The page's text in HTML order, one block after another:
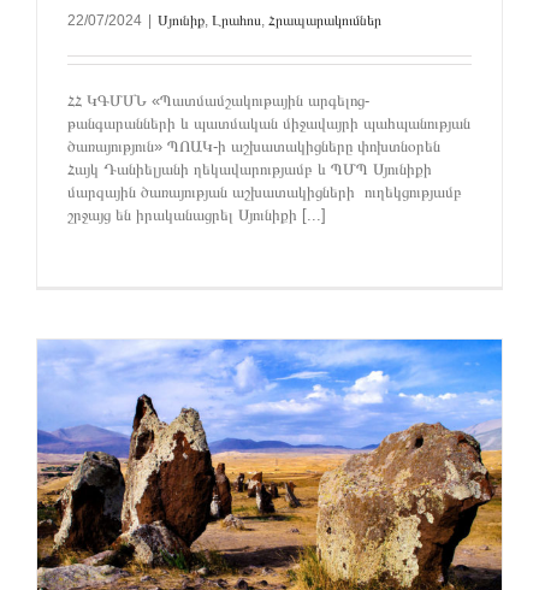
22/07/2024 | Սյունիք Լրահոս Հրապարակումներ
ՀՀ ԿԳՄՍՆ «Պատմամշակութային արգելոց-
թանգարանների և պատմական միջավայրի պահպանության
ծառայություն» ՊՈԱԿ-ի աշխատակիցները փոխտնօրեն
Հայկ Դանիելյանի ղեկավարությամբ և ՊՄՊ Սյունիքի
մարզային ծառայության աշխատակիցների ուղեկցությամբ
շրջայց են իրականացրել Սյունիքի [...]